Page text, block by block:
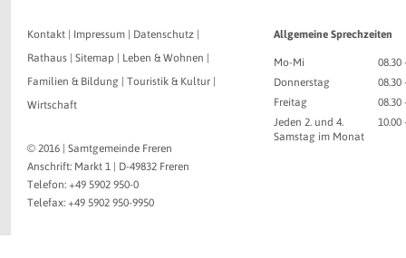
Kontakt Impressum Datenschutz
Rathaus
Sitemap Leben & Wohnen
Familien & Bildung
Touristik & Kultur
Wirtschaft
© 2016 | Samtgemeinde Freren
Anschrift: Markt 1 | D-49832 Freren
Telefon: +49 5902 950-0
Telefax: +49 5902 950-9950
Allgemeine Sprechzeiten
Mo-Mi
08.30
Donnerstag
08.30
Freitag
08.30
Jeden 2. und 4.
Samstag im Monat